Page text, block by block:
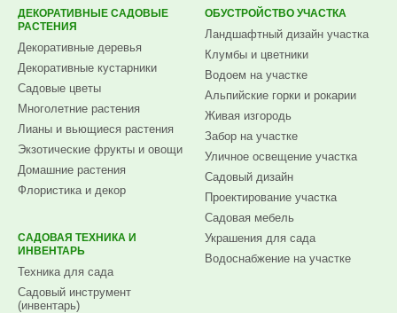
ДЕКОРАТИВНЫЕ САДОВЫЕ
РАСТЕНИЯ
Декоративные деревья
Декоративные кустарники
Садовые цветы
Многолетние растения
Лианы и вьющиеся растения
Экзотические фрукты и овощи
Домашние растения
Флористика и декор
САДОВАЯ ТЕХНИКА И
ИНВЕНТАРЬ
Техника для сада
Садовый инструмент
(инвентарь)
ОБУСТРОЙСТВО УЧАСТКА
Ландшафтный дизайн участка
Клумбы и цветники
Водоем на участке
Альпийские горки и рокарии
Живая изгородь
Забор на участке
Уличное освещение участка
Садовый дизайн
Проектирование участка
Садовая мебель
Украшения для сада
Водоснабжение на участке